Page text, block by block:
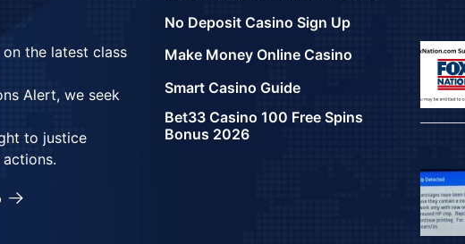
the latest class
Alert, we seek
to justice
No Deposit Casino Sign Up
Make Money Online Casino
Smart Casino Guide
Bet33 Casino 100 Free Spins
Bonus 2026